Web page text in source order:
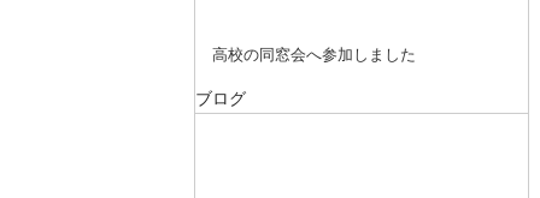
高校の同窓会へ参加しました
ブログ